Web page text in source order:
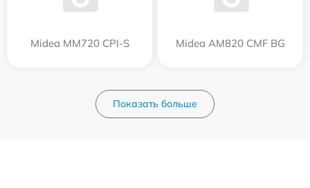
Midea MM720 CPI-S Midea AM820 CMF BG
Показать больше